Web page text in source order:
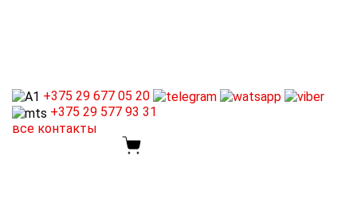
+375 29 677 05 20
+375 29 577 93 31
все контакты